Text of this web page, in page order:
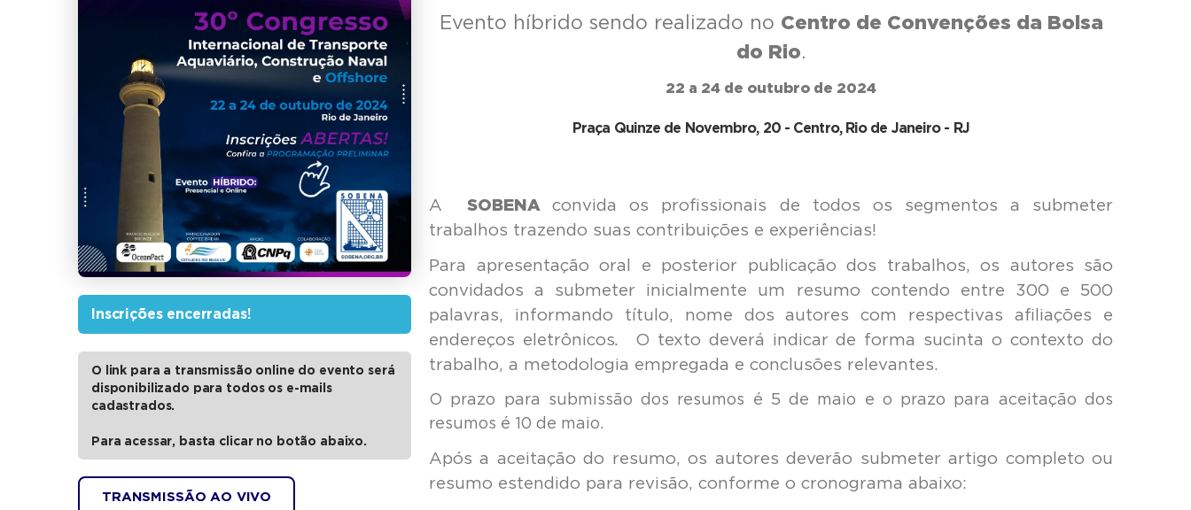
Inscrições encerradas!
O link para a transmissão online do evento será
disponibilizado para todos os e-mails
cadastrados.
Para acessar, basta clicar no botão abaixo.
TRANSMISSÃO AO VIVO
Evento híbrido sendo realizado no Centro de Convenções da Bolsa
do Rio.
22 a 24 de outubro de 2024
Praça Quinze de Novembro, 20 - Centro, Rio de Janeiro - RJ
ASOBENA
convida os profissionais de todos os segmentos a submeter
trabalhos trazendo suas contribuições e experiências!
Para apresentação oral e posterior publicação dos trabalhos, os autores são
convidados a submeter inicialmente um resumo contendo entre 300 e 500
palavras, informando título, nome dos autores com respectivas afiliações e
endereços eletrônicos.
O texto deverá indicar de forma sucinta o contexto do
trabalho, a metodologia empregada e conclusões relevantes.
O prazo para submissão dos resumos é 5 de maio e o prazo para aceitação dos
resumos é 10 de maio.
Após a aceitação do resumo, os autores deverão submeter artigo completo ou
resumo estendido para revisão, conforme o cronograma abaixo: